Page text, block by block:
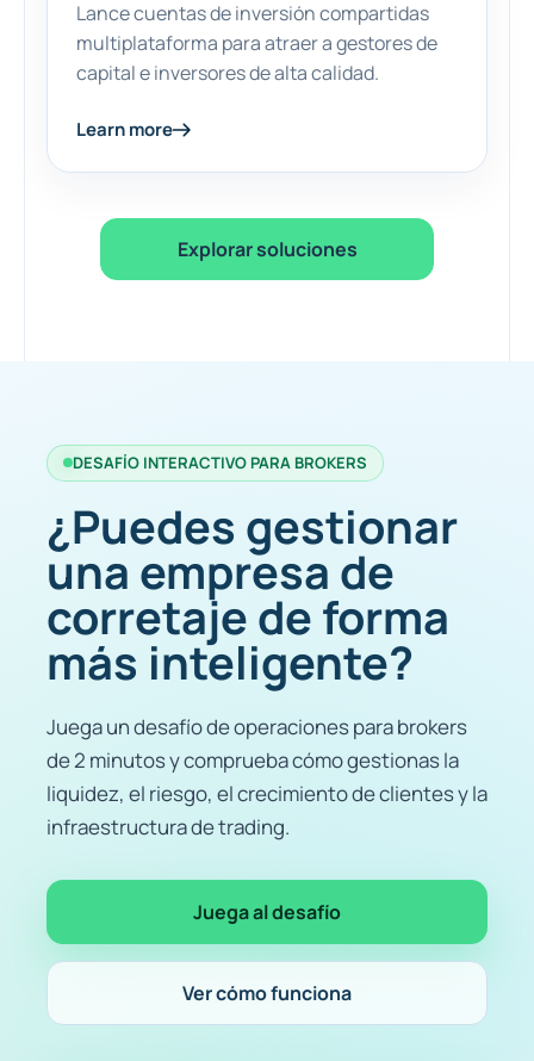
Lance cuentas de inversión compartidas
multiplataforma para atraer a gestores de
capital e inversores de alta calidad.
Learn more
Explorar soluciones
DESAFÍO INTERACTIVO PARA BROKERS
¿Puedes gestionar
una empresa de
corretaje de forma
más inteligente?
Juega un desafío de operaciones para brokers
de 2 minutos y comprueba cómo gestionas la
liquidez, el riesgo, el crecimiento de clientes y la
infraestructura de trading.
Juega al desafío
Ver cómo funciona